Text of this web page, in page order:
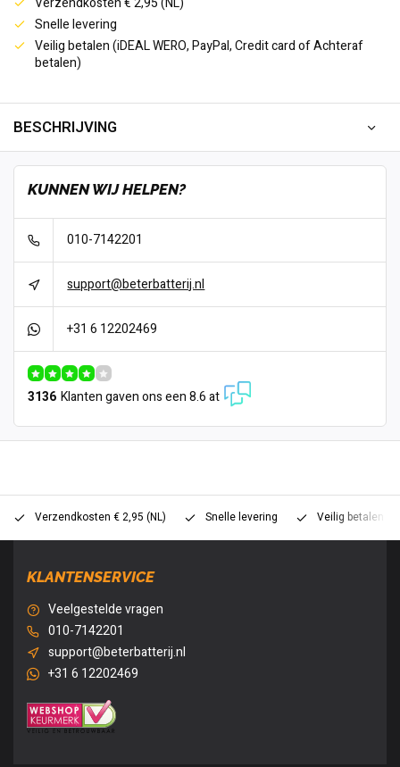
Snelle levering
Veilig betalen (iDEAL WERO, PayPal, Credit card of Achteraf
betalen)
BESCHRIJVING
KUNNEN WIJ HELPEN?
010-7142201
support@beterbatterij.nl
+31 6 12202469
3136 Klanten gaven ons een 8.6 at
Verzendkosten € 2,95 (NL) Snelle levering Veilig betalen
KLANTENSERVICE
Veelgestelde vragen
010-7142201
support@beterbatterij.nl
+31 6 12202469